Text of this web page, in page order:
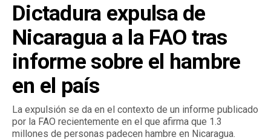
Dictadura expulsa de
Nicaragua a la FAO tras
informe sobre el hambre
en el país
La expulsión se da en el contexto de un informe publicado
por la FAO recientemente en el que afirma que 1.3
millones de personas padecen hambre en Nicaragua.